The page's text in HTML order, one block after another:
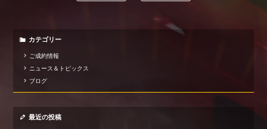
カテゴリー
ご成約情報
ニュース＆トピックス
ブログ
最近の投稿